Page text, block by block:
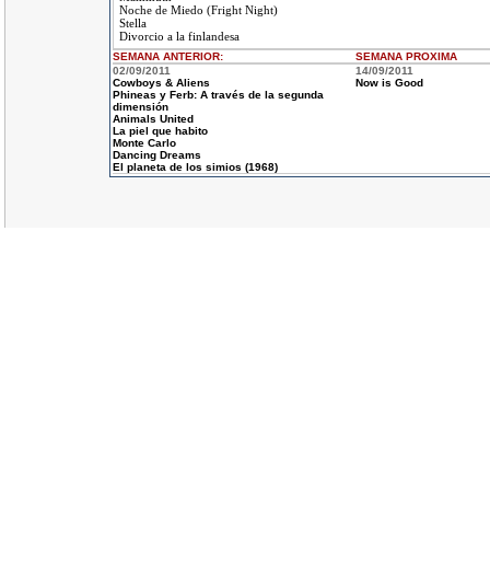
Noche de Miedo (Fright Night)
Stella
Divorcio a la finlandesa
SEMANA ANTERIOR: SEMANA PROXIMA
02/09/2011
Cowboys & Aliens
Phineas y Ferb: A través de la segunda
dimensión
Animals United
La piel que habito
Monte Carlo
Dancing Dreams
El planeta de los simios (1968)
14/09/2011
Now is Good